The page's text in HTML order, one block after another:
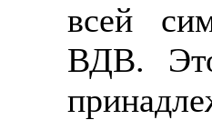
всей
ВДВ.